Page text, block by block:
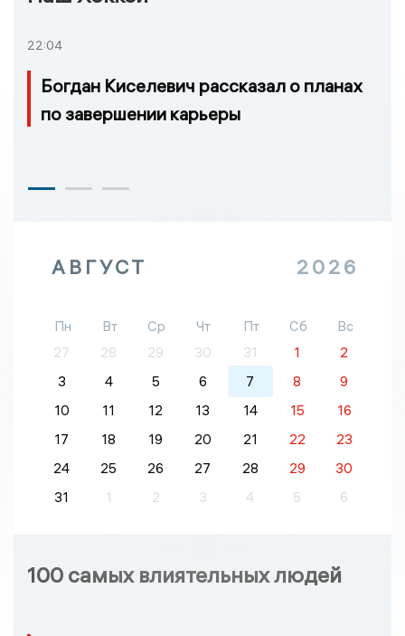
22:04
Богдан Киселевич рассказал о планах
по завершении карьеры
АВГУСТ 2026
Пн Вт Ср Чт Пт Сб
Вс
27
28 29 30 31 1
2
3
4 5 6 7 8
9
10
11 12 13 14 15
16
17
18 19 20 21 22
23
24
25 26 27 28 29
30
31
1 2 3 4 5 6
100 самых влиятельных людей